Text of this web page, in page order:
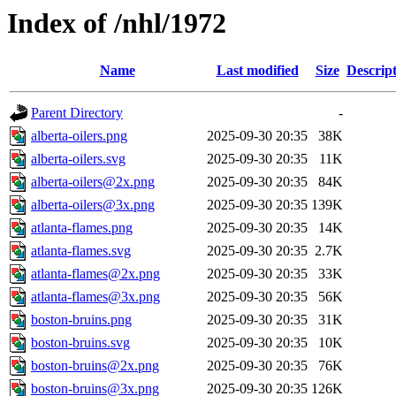
Index of /nhl/1972
Name Last modified Size
Parent Directory
-
alberta-oilers.png
2025-09-30 20:35
38K
alberta-oilers.svg
2025-09-30 20:35
11K
alberta-oilers@2x.png
2025-09-30 20:35
84K
alberta-oilers@3x.png
2025-09-30 20:35 139K
atlanta-flames.png
2025-09-30 20:35
14K
atlanta-flames.svg
2025-09-30 20:35 2.7K
atlanta-flames@2x.png
2025-09-30 20:35
33K
atlanta-flames@3x.png
2025-09-30 20:35
56K
boston-bruins.png
2025-09-30 20:35
31K
boston-bruins.svg
2025-09-30 20:35
10K
boston-bruins@2x.png
2025-09-30 20:35
76K
boston-bruins@3x.png
2025-09-30 20:35 126K